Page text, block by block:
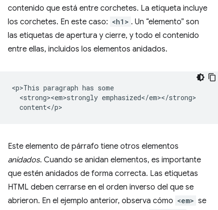
contenido que está entre corchetes. La etiqueta incluye
los corchetes. En este caso: <h1> . Un “elemento” son
las etiquetas de apertura y cierre, y todo el contenido
entre ellas, incluidos los elementos anidados.
<p>This paragraph has some
  <strong><em>strongly emphasized</em></strong>
Este elemento de párrafo tiene otros elementos
anidados. Cuando se anidan elementos, es importante
que estén anidados de forma correcta. Las etiquetas
HTML deben cerrarse en el orden inverso del que se
abrieron. En el ejemplo anterior, observa cómo <em> se